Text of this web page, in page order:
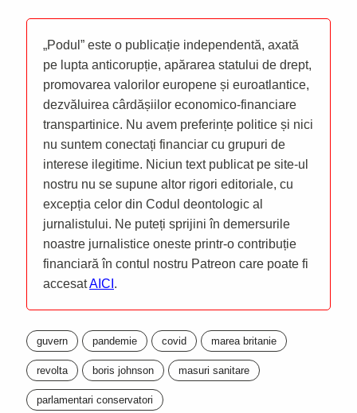
„Podul” este o publicație independentă, axată
pe lupta anticorupție, apărarea statului de drept,
promovarea valorilor europene și euroatlantice,
dezvăluirea cârdășiilor economico-financiare
transpartinice. Nu avem preferințe politice și nici
nu suntem conectați financiar cu grupuri de
interese ilegitime. Niciun text publicat pe site-ul
nostru nu se supune altor rigori editoriale, cu
excepția celor din Codul deontologic al
jurnalistului. Ne puteți sprijini în demersurile
noastre jurnalistice oneste printr-o contribuție
financiară în contul nostru Patreon care poate fi
accesatAICI .
guvern pandemie covid marea britanie
revolta boris johnson masuri sanitare
parlamentari conservatori